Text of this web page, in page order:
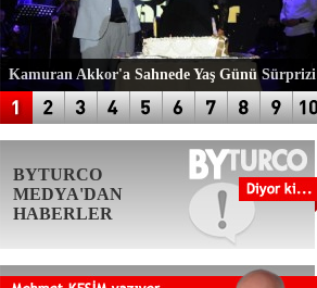
Kamuran Akkor'a Sahnede Yaş Günü Sürprizi
BYTURCO
MEDYA'DAN
HABERLER